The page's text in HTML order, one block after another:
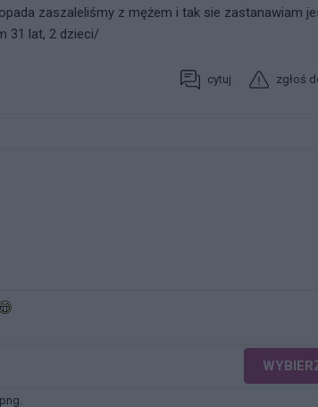
zaszaleliśmy z mężem i tak sie zastanawiam
31 lat, 2 dzieci/
cytuj zgłoś